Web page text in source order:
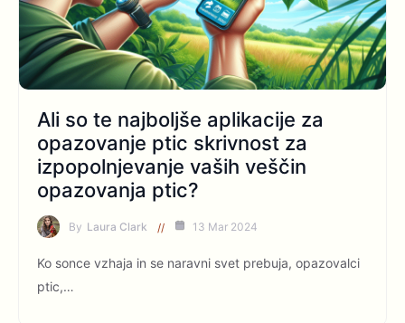
Ali so te najboljše aplikacije za
opazovanje ptic skrivnost za
izpopolnjevanje vaših veščin
opazovanja ptic?
By Laura Clark 13 Mar 2024
Ko sonce vzhaja in se naravni svet prebuja, opazovalci
ptic,…